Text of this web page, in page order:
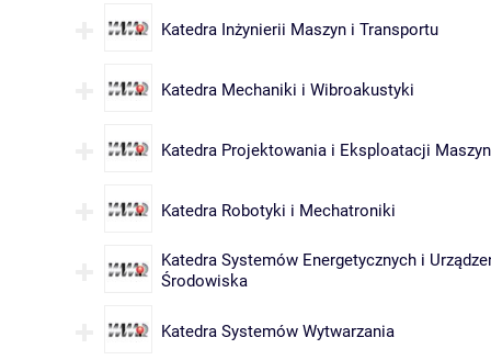
Katedra Inżynierii Maszyn i Transportu
Katedra Mechaniki i Wibroakustyki
Katedra Projektowania i Eksploatacji Maszyn
Katedra Robotyki i Mechatroniki
Katedra Systemów Energetycznych i
Środowiska
Katedra Systemów Wytwarzania